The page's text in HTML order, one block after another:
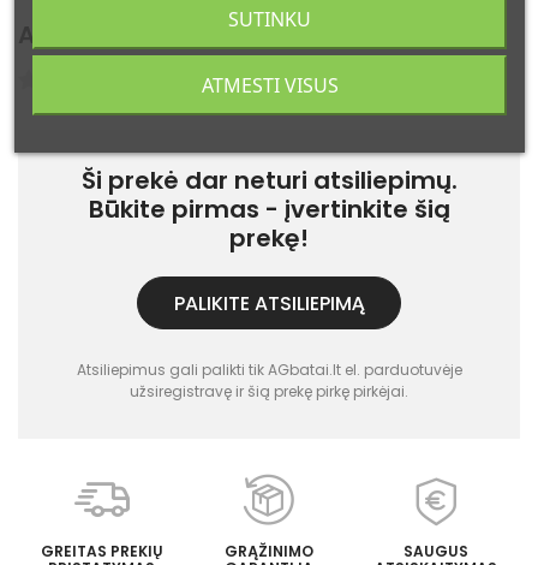
Atsiliepimų: 0
Ši prekė dar neturi atsiliepimų.
Būkite pirmas - įvertinkite šią
prekę!
PALIKITE ATSILIEPIMĄ
Atsiliepimus gali palikti tik AGbatai.lt el. parduotuvėje
užsiregistravę ir šią prekę pirkę pirkėjai.
GREITAS PREKIŲ
GRĄŽINIMO
SAUGUS
ATMESTI VISUS
SUTINKU